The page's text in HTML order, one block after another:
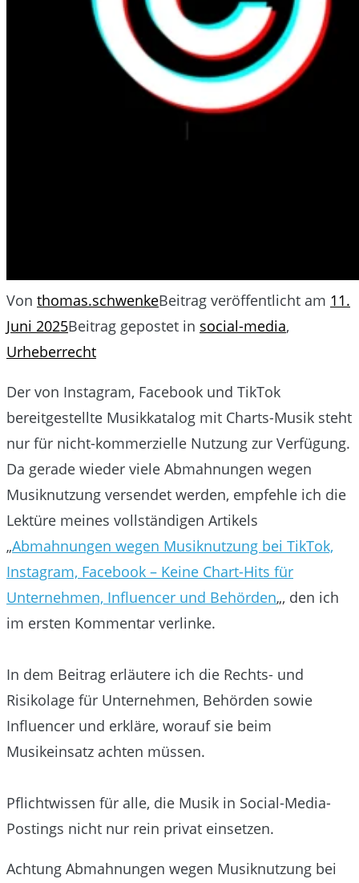
Von thomas.schwenkeBeitrag veröffentlicht am 11.
Juni 2025Beitrag gepostet in social-media,
Urheberrecht
Der von Instagram, Facebook und TikTok
bereitgestellte Musikkatalog mit Charts-Musik steht
nur für nicht-kommerzielle Nutzung zur Verfügung.
Da gerade wieder viele Abmahnungen wegen
Musiknutzung versendet werden, empfehle ich die
Lektüre meines vollständigen Artikels
„Abmahnungen wegen Musiknutzung bei TikTok,
Instagram, Facebook – Keine Chart-Hits für
Unternehmen, Influencer und Behörden„, den ich
im ersten Kommentar verlinke.
In dem Beitrag erläutere ich die Rechts- und
Risikolage für Unternehmen, Behörden sowie
Influencer und erkläre, worauf sie beim
Musikeinsatz achten müssen.
Pflichtwissen für alle, die Musik in Social-Media-
Postings nicht nur rein privat einsetzen.
Achtung Abmahnungen wegen Musiknutzung bei